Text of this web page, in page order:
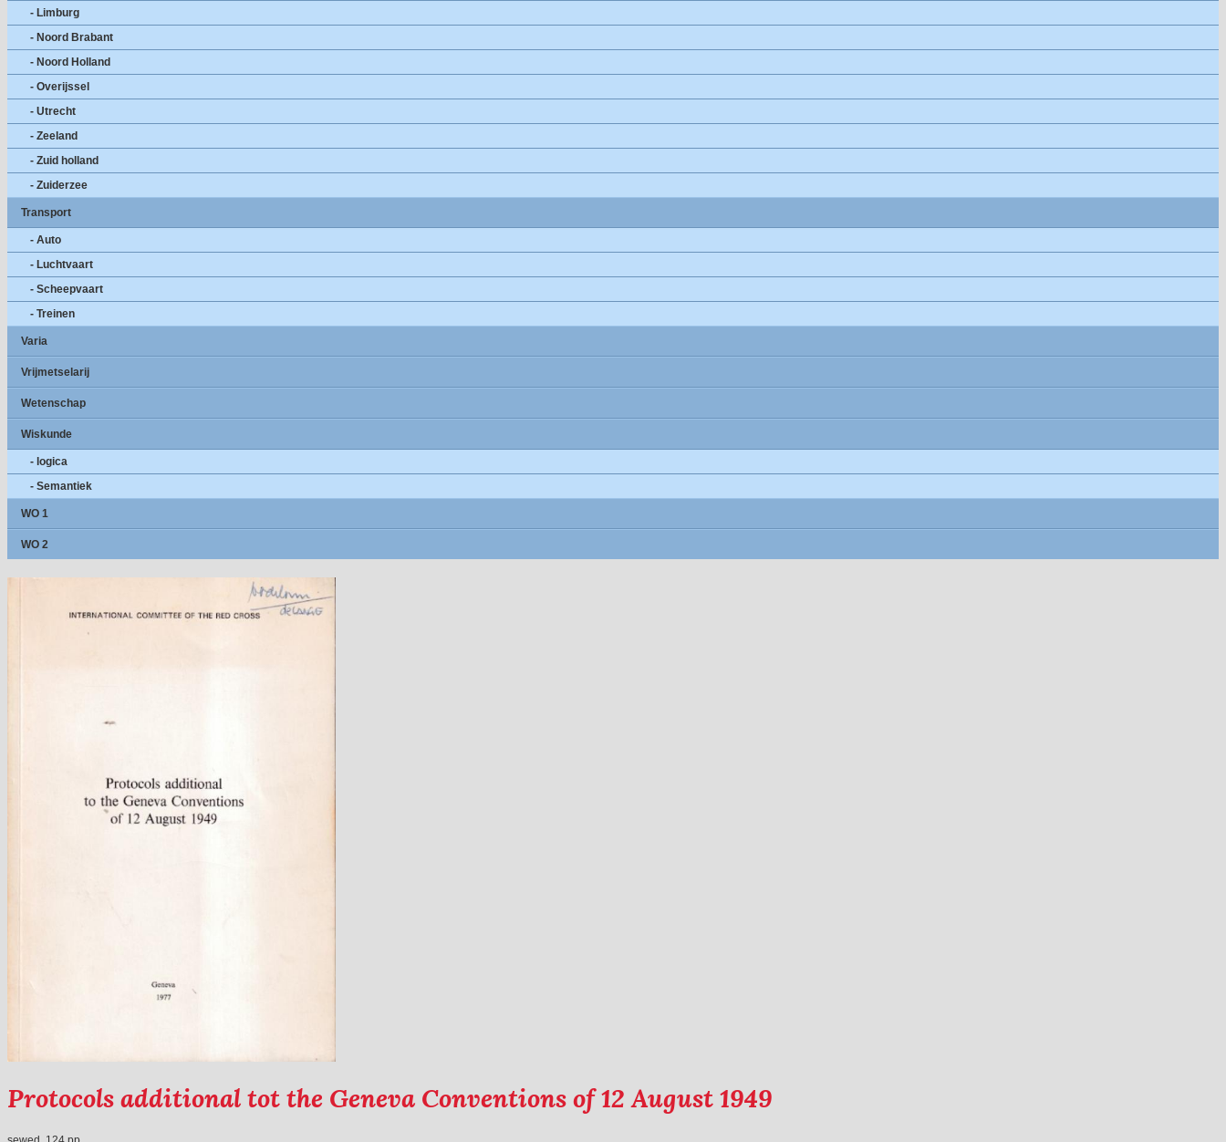
- Limburg
- Noord Brabant
- Noord Holland
- Overijssel
- Utrecht
- Zeeland
- Zuid holland
- Zuiderzee
Transport
- Auto
- Luchtvaart
- Scheepvaart
- Treinen
Varia
Vrijmetselarij
Wetenschap
Wiskunde
- logica
- Semantiek
WO 1
WO 2
Protocols additional tot the Geneva Conventions of 12 August 1949